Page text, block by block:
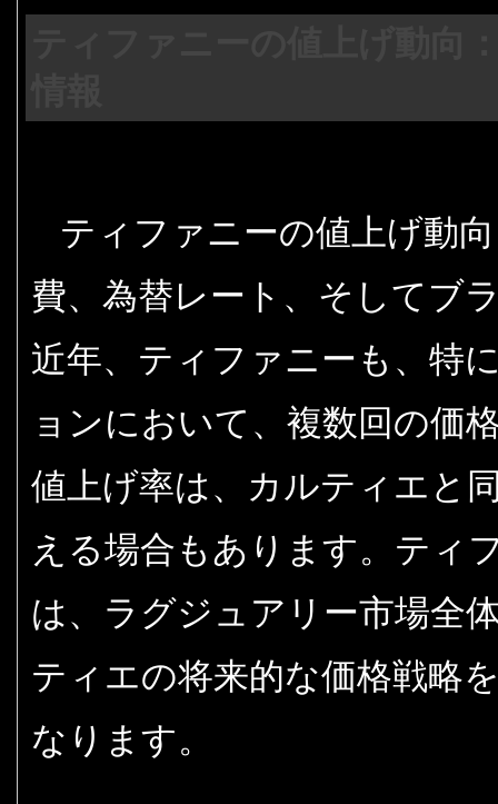
ティファニーの値上げ動
費、為替レート、そしてブ
近年、ティファニーも、特
ョンにおいて、複数回の価
値上げ率は、カルティエと
える場合もあります。ティ
は、ラグジュアリー市場全
ティエの将来的な価格戦略
なります。